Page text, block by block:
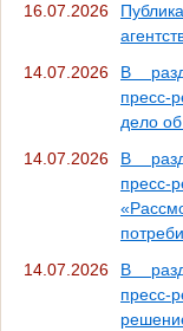
16.07.2026
14.07.2026
В
пресс-
дело
14.07.2026
В
14.07.2026
В
пресс-